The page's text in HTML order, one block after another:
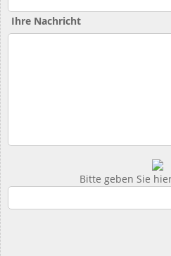
Ihre Nachricht
Bitte geben Sie